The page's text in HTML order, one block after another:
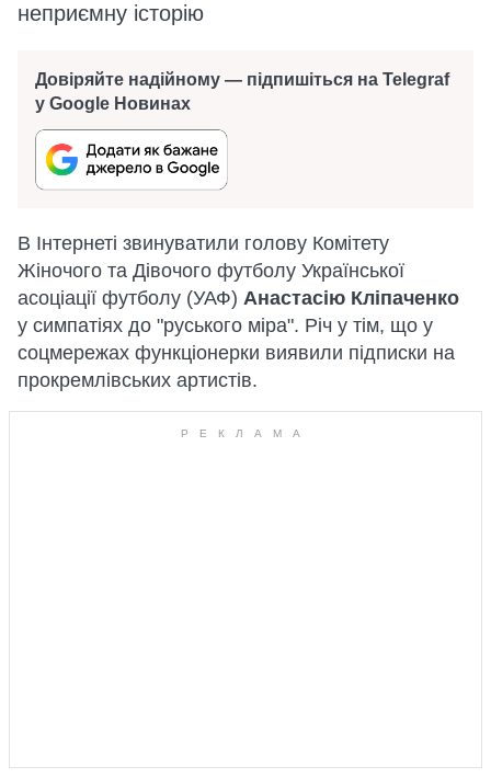
неприємну історію
Довіряйте надійному — підпишіться на Telegraf
у Google Новинах
В Інтернеті звинуватили голову Комітету
Жіночого та Дівочого футболу Української
асоціації футболу (УАФ) Анастасію Кліпаченко
у симпатіях до "руського міра". Річ у тім, що у
соцмережах функціонерки виявили підписки на
прокремлівських артистів.